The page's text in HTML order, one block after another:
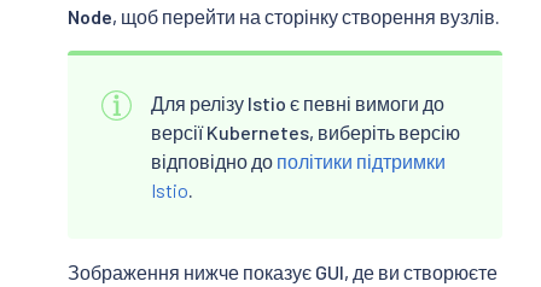
Node, щоб перейти на сторінку створення вузлів.
Для релізу Istio є певні вимоги до
версії Kubernetes, виберіть версію
відповідно до політики підтримки
Istio.
Зображення нижче показує GUI, де ви створюєте